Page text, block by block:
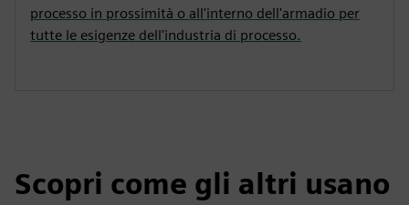
processo in prossimità o all'interno dell'armadio per
tutte le esigenze dell'industria di processo.
Scopri come gli altri usano